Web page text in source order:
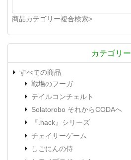
商品カテゴリー複合検索>
カテゴリー
すべての商品
戦場のフーガ
テイルコンチェルト
Solatorobo それからCODAへ
『.hack』シリーズ
チェイサーゲーム
しごにんの侍